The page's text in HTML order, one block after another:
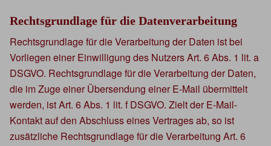
Rechtsgrundlage für die Datenverarbeitung
Rechtsgrundlage für die Verarbeitung der Daten ist bei
Vorliegen einer Einwilligung des Nutzers Art. 6 Abs. 1 lit. a
DSGVO. Rechtsgrundlage für die Verarbeitung der Daten,
die im Zuge einer Übersendung einer E-Mail übermittelt
werden, ist Art. 6 Abs. 1 lit. f DSGVO. Zielt der E-Mail-
Kontakt auf den Abschluss eines Vertrages ab, so ist
zusätzliche Rechtsgrundlage für die Verarbeitung Art. 6